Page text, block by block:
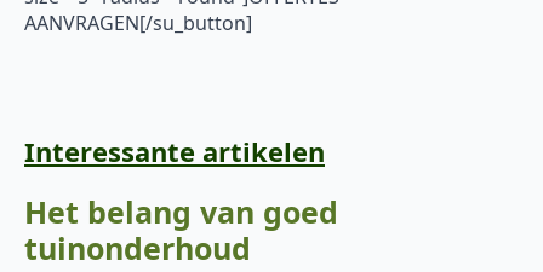
AANVRAGEN[/su_button]
Interessante artikelen
Het belang van goed
tuinonderhoud